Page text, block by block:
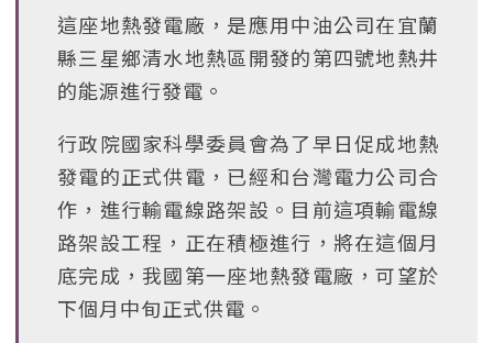
這座地熱發電廠，是應用中油公司在宜蘭
縣三星鄉清水地熱區開發的第四號地熱井
的能源進行發電。
行政院國家科學委員會為了早日促成地熱
發電的正式供電，已經和台灣電力公司合
作，進行輸電線路架設。目前這項輸電線
路架設工程，正在積極進行，將在這個月
底完成，我國第一座地熱發電廠，可望於
下個月中旬正式供電。